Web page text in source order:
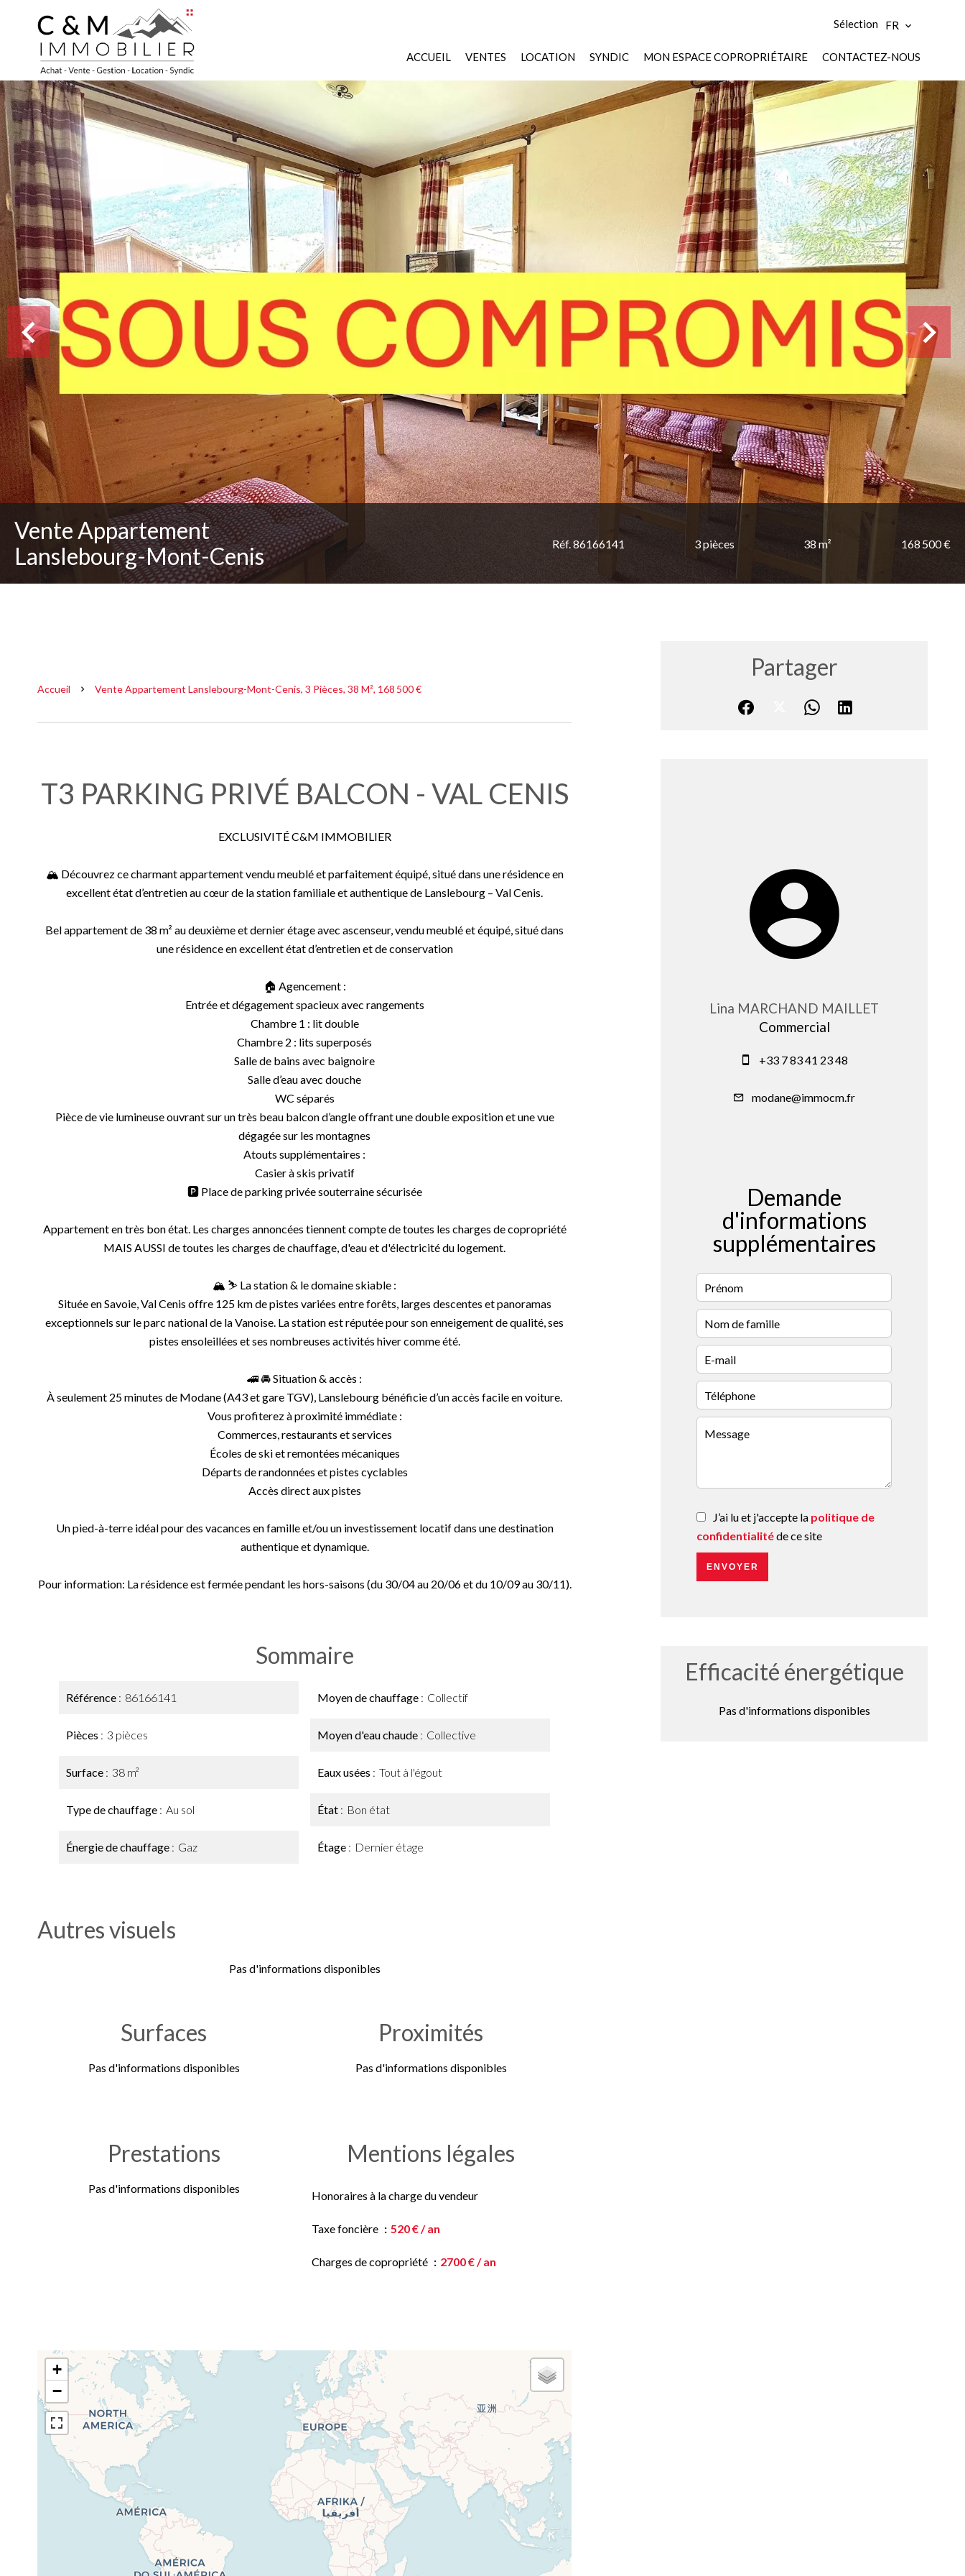
Sélection FR
ACCUEIL VENTES LOCATION SYNDIC MON ESPACE COPROPRIÉTAIRE CONTACTEZ-NOUS
Vente Appartement
Lanslebourg-Mont-Cenis
Réf. 86166141 3 pièces 38 m² 168 500 €
Accueil Vente Appartement Lanslebourg-Mont-Cenis, 3 Pièces, 38 M², 168 500 €
T3 PARKING PRIVÉ BALCON - VAL CENIS
EXCLUSIVITÉ C&M IMMOBILIER
🏔️ Découvrez ce charmant appartement vendu meublé et parfaitement équipé, situé dans une résidence en
excellent état d’entretien au cœur de la station familiale et authentique de Lanslebourg – Val Cenis.
Bel appartement de 38 m² au deuxième et dernier étage avec ascenseur, vendu meublé et équipé, situé dans
une résidence en excellent état d’entretien et de conservation
🏠 Agencement :
Entrée et dégagement spacieux avec rangements
Chambre 1 : lit double
Chambre 2 : lits superposés
Salle de bains avec baignoire
Salle d’eau avec douche
WC séparés
Pièce de vie lumineuse ouvrant sur un très beau balcon d’angle offrant une double exposition et une vue
dégagée sur les montagnes
Atouts supplémentaires :
Casier à skis privatif
🅿️ Place de parking privée souterraine sécurisée
Appartement en très bon état. Les charges annoncées tiennent compte de toutes les charges de copropriété
MAIS AUSSI de toutes les charges de chauffage, d'eau et d'électricité du logement.
🏔️ ⛷️ La station & le domaine skiable :
Située en Savoie, Val Cenis offre 125 km de pistes variées entre forêts, larges descentes et panoramas
exceptionnels sur le parc national de la Vanoise. La station est réputée pour son enneigement de qualité, ses
pistes ensoleillées et ses nombreuses activités hiver comme été.
🚄 🚘 Situation & accès :
À seulement 25 minutes de Modane (A43 et gare TGV), Lanslebourg bénéficie d’un accès facile en voiture.
Vous profiterez à proximité immédiate :
Commerces, restaurants et services
Écoles de ski et remontées mécaniques
Départs de randonnées et pistes cyclables
Accès direct aux pistes
Un pied-à-terre idéal pour des vacances en famille et/ou un investissement locatif dans une destination
authentique et dynamique.
Pour information: La résidence est fermée pendant les hors-saisons (du 30/04 au 20/06 et du 10/09 au 30/11).
Sommaire
Référence 86166141
Pièces 3 pièces
Surface 38 m²
Type de chauffage Au sol
Énergie de chauffage Gaz
Moyen de chauffage Collectif
Moyen d'eau chaude Collective
Eaux usées Tout à l'égout
État Bon état
Étage Dernier étage
Autres visuels
Pas d'informations disponibles
Surfaces
Pas d'informations disponibles
Proximités
Pas d'informations disponibles
Prestations
Pas d'informations disponibles
Mentions légales
Honoraires à la charge du vendeur
Taxe foncière 520 € / an
Charges de copropriété 2700 € / an
+
−
Partager
Lina MARCHAND MAILLET
Commercial
+33 7 83 41 23 48
modane@immocm.fr
Demande
d'informations
supplémentaires
J’ai lu et j'accepte la politique de
confidentialitéde ce site
ENVOYER
Efficacité énergétique
Pas d'informations disponibles